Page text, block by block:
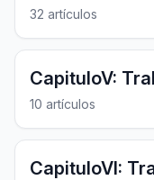
32 artículos
CapituloV:
10 artículos
CapituloVI: